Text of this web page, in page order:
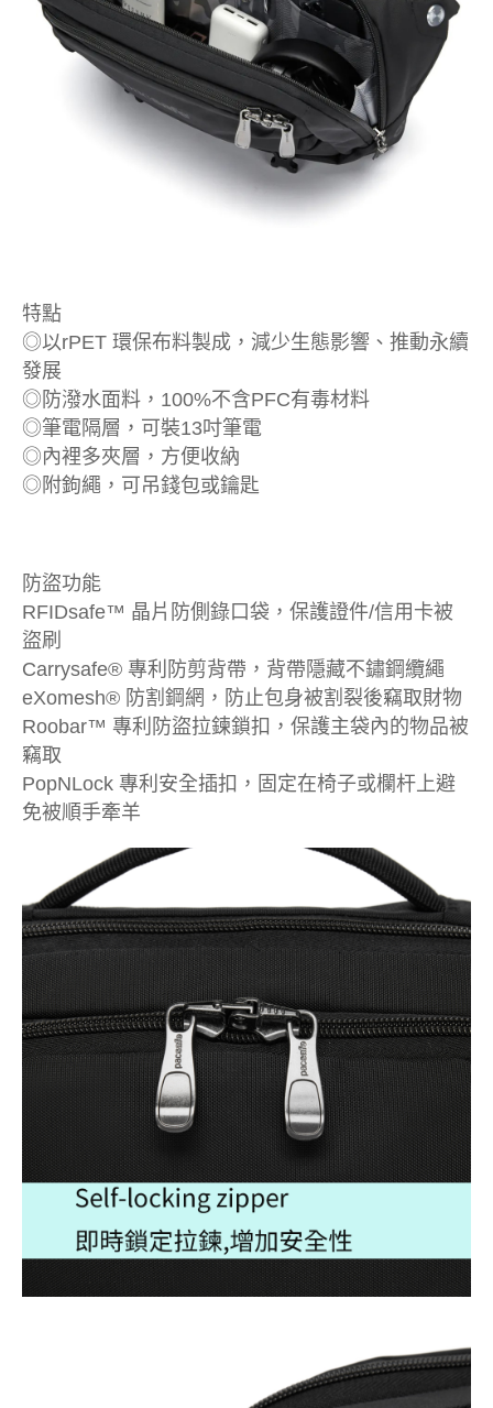
特點
◎以rPET 環保布料製成，減少生態影響、推動永續
發展
◎防潑水面料，100%不含PFC有毒材料
◎筆電隔層，可裝13吋筆電
◎內裡多夾層，方便收納
◎附鉤繩，可吊錢包或鑰匙
防盜功能
RFIDsafe™ 晶片防側錄口袋，保護證件/信用卡被
盜刷
Carrysafe® 專利防剪背帶，背帶隱藏不鏽鋼纜繩
eXomesh® 防割鋼網，防止包身被割裂後竊取財物
Roobar™ 專利防盜拉鍊鎖扣，保護主袋內的物品被
竊取
PopNLock 專利安全插扣，固定在椅子或欄杆上避
免被順手牽羊